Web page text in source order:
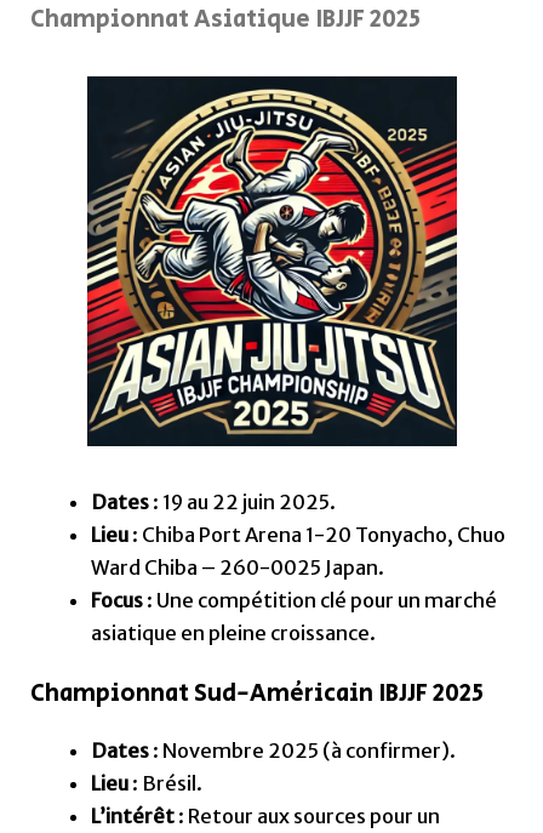
Championnat Asiatique IBJJF 2025
Dates: 19 au 22 juin 2025.
Lieu: Chiba Port Arena 1-20 Tonyacho, Chuo
Ward Chiba – 260-0025 Japan.
Focus: Une compétition clé pour un marché
asiatique en pleine croissance.
Championnat Sud-Américain IBJJF 2025
Dates: Novembre 2025 (à confirmer).
Lieu: Brésil.
L’intérêt: Retour aux sources pour un